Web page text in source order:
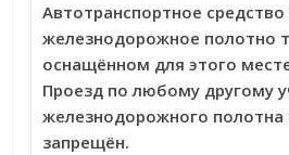
Автотранспортное
железнодорожное полотно
оснащённом для этого
Проезд по любому другому
железнодорожного полотна
запрещён.